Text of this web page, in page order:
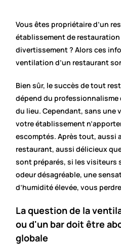
Vous êtes propriétaire d’un
établissement de restauration
divertissement ? Alors ces
ventilation d’un restaurant
Bien sûr, le succès de tout
dépend du professionnalisme
du lieu. Cependant, sans une
votre établissement
escomptés. Après tout, aussi
restaurant, aussi délicieux
sont préparés, si les visiteurs
odeur désagréable, une
d’humidité élevée, vous
La question de la
ou d'un bar doit être
globale